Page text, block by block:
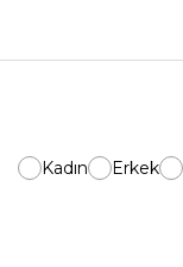
Kadın Erkek